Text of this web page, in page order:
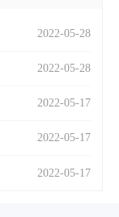
2022-05-28
2022-05-28
2022-05-17
2022-05-17
2022-05-17